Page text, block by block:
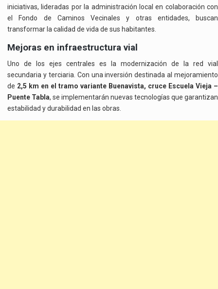
iniciativas, lideradas por la administración local en colaboración con
el Fondo de Caminos Vecinales y otras entidades, buscan
transformar la calidad de vida de sus habitantes.
Mejoras en infraestructura vial
Uno de los ejes centrales es la modernización de la red vial
secundaria y terciaria. Con una inversión destinada al mejoramiento
de 2,5 km en el tramo variante Buenavista, cruce Escuela Vieja –
Puente Tabla, se implementarán nuevas tecnologías que garantizan
estabilidad y durabilidad en las obras.